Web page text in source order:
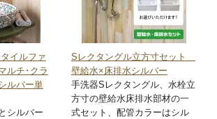
イルファ
ルチ･クラ
ルバー単
シルバー
Sレクタングル立方寸セット
壁給水×床排水シルバー
手洗器Sレクタングル、水栓立
方寸の壁給水床排水部材の一
式セット、配管カラーはシル